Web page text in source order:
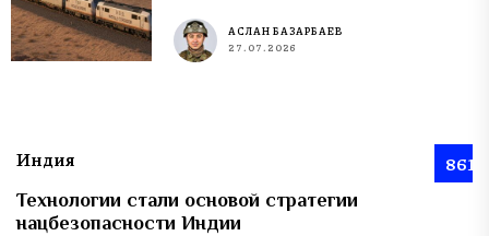
АСЛАН БАЗАРБАЕВ
27.07.2026
Индия 861
Технологии стали основой стратегии
нацбезопасности Индии